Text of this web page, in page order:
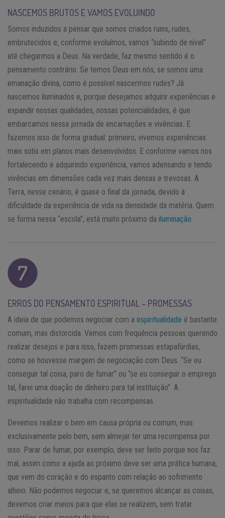
NASCEMOS BRUTOS E VAMOS EVOLUINDO
Somos induzidos a pensar que somos criados ruins, rudes,
embrutecidos e, conforme evoluímos, vamos “subindo de nível”
até chegarmos a Deus. Na verdade, faz mesmo sentido é o
pensamento contrário. Se temos Deus em nós, se somos uma
emanação divina, como é possível nascermos rudes? Já
nascemos iluminados e, porque desejamos adquirir experiências e
expandir nossas qualidades, nossas potencialidades, é que
embarcamos nessa jornada de encarnações e vivências. E
fazemos isso de forma gradual: primeiro, vivemos experiências
mais sutis em planos mais desenvolvidos. E conforme vamos nos
fortalecendo e adquirindo experiência, vamos adensando e tendo
vivências em dimensões cada vez mais densas e trevosas. A
Terra, nesse cenário, é quase o final da jornada, devido à
dificuldade da experiência de vida na densidade da matéria. Quem
se forma nessa “escola”, está muito próximo da iluminação
ERROS DO PENSAMENTO ESPIRITUAL – PROMESSAS
A ideia de que podemos negociar com a espiritualidade é bastante
comum, mas distorcida. Vemos com frequência pessoas querendo
realizar desejos e para isso, fazem promessas estapafúrdias,
como se houvesse margem de negociação com Deus. “Se eu
conseguir tal coisa, paro de fumar” ou “se eu conseguir o emprego
tal, farei uma doação de dinheiro para tal instituição”. A
espiritualidade não trabalha com recompensas.
Devemos realizar o bem em causa própria ou comum, mas
exclusivamente pelo bem, sem almejar ter uma recompensa por
isso. Parar de fumar, por exemplo, deve ser feito porque nos faz
mal, assim como a ajuda ao próximo deve ser uma prática humana,
que vem do coração e do espanto com relação ao sofrimento
alheio. Não podemos negociar e, se queremos alcançar as coisas,
devemos criar meios para que elas se realizem, sem tratar